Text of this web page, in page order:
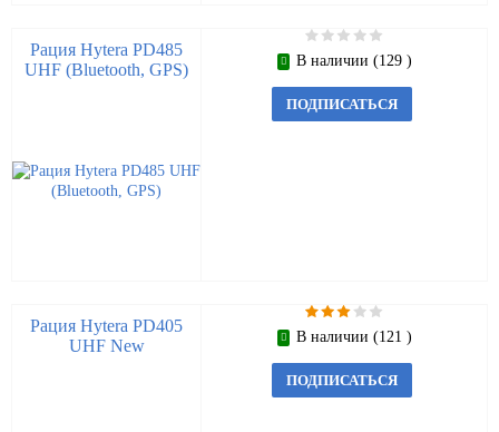
Рация Hytera PD485
UHF (Bluetooth, GPS)
В наличии (129 )
ПОДПИСАТЬСЯ
Рация Hytera PD405
UHF New
В наличии (121 )
ПОДПИСАТЬСЯ